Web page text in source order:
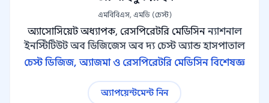
এমবিবিএস, এমডি (চেস্ট)
অ্যাসোসিয়েট অধ্যাপক, রেসপিরেটরি মেডিসিন ন্যাশনাল
ইনস্টিটিউট অব ডিজিজেস অব দ্য চেস্ট অ্যান্ড হাসপাতাল
চেস্ট ডিজিজ, অ্যাজমা ও রেসপিরেটরি মেডিসিন বিশেষজ্ঞ
অ্যাপয়েন্টমেন্ট নিন